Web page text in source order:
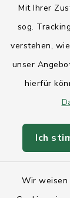
Mit Ihrer
sog.
verstehen,
unser
hierfür
Ich
Wir weisen
Ihre